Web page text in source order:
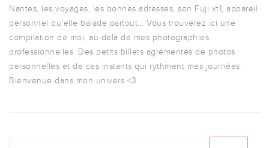
Nantes, les voyages, les bonnes adresses, son Fuji xt1, appareil
personnel qu'elle balade partout... Vous trouverez ici une
compilation de moi, au-delà de mes photographies
professionnelles. Des petits billets agrémentés de photos
personnelles et de ces instants qui rythment mes journées.
Bienvenue dans mon univers <3